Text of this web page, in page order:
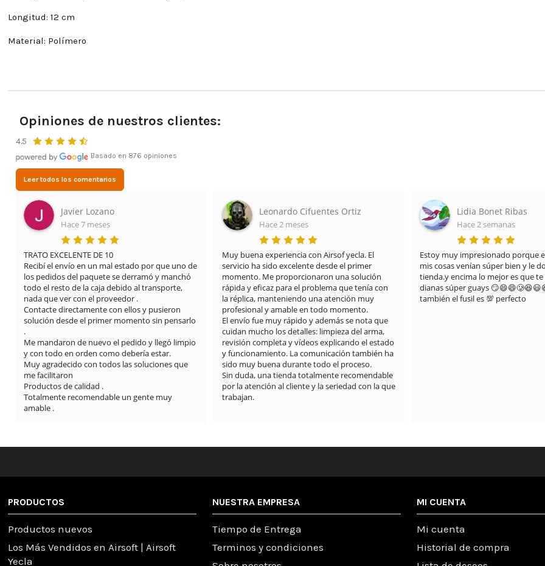
Longitud: 12 cm
Material: Polímero
Opiniones de nuestros clientes:
4.5
Basado en 876 opiniones
Leer todos los comentarios
Javier Lozano
Hace 7 meses
TRATO EXCELENTE DE 10
Recibí el envío en un mal estado por que uno de
los pedidos del paquete se derramó y manchó
todo el resto de la caja debido al transporte,
nada que ver con el proveedor .
Contacte directamente con ellos y pusieron
solución desde el primer momento sin pensarlo
.
Me mandaron de nuevo el pedido y llegó limpio
y con todo en orden como debería estar.
Muy agradecido con todos las soluciones que
me facilitaron
Productos de calidad .
Totalmente recomendable un gente muy
amable .
Leonardo Cifuentes Ortiz
Hace 2 meses
Muy buena experiencia con Airsof yecla. El
servicio ha sido excelente desde el primer
momento. Me proporcionaron una solución
rápida y eficaz para el problema que tenía con
la réplica, manteniendo una atención muy
profesional y amable en todo momento.
El envío fue muy rápido y además se nota que
cuidan mucho los detalles: limpieza del arma,
revisión completa y vídeos explicando el estado
y funcionamiento. La comunicación también ha
sido muy buena durante todo el proceso.
Sin duda, una tienda totalmente recomendable
por la atención al cliente y la seriedad con la que
trabajan.
Lidia Bonet Ribas
Hace 2 semanas
Estoy muy impresionado porque
mis cosas venían súper bien y le
tienda.y encima lo mejor es que te
dianas súper guays
también el fusil es 💯 perfecto
PRODUCTOS
Productos nuevos
Los Más Vendidos en Airsoft | Airsoft
Yecla
NUESTRA EMPRESA
Tiempo de Entrega
Terminos y condiciones
MI CUENTA
Mi cuenta
Historial de compra